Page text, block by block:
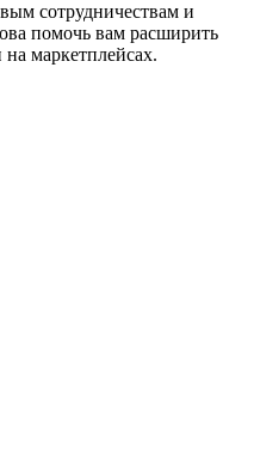
сотрудничествам и
помочь вам расширить
маркетплейсах.